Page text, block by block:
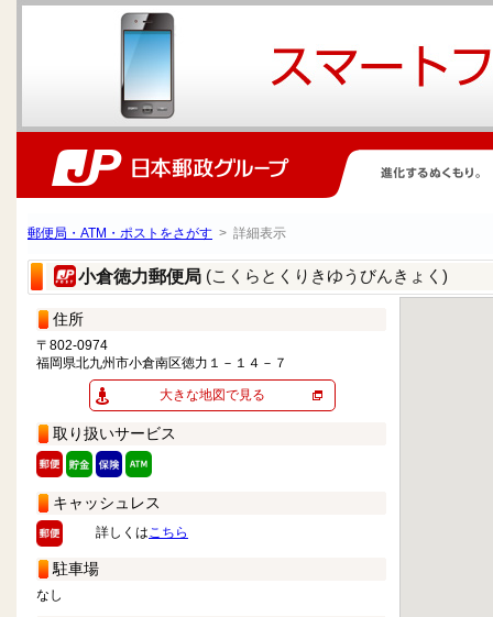
郵便局・ATM・ポストをさがす > 詳細表示
小倉徳力郵便局 (こくらとくりきゆうびんきょく)
住所
〒802-0974
福岡県北九州市小倉南区徳力１－１４－７
大きな地図で見る
取り扱いサービス
キャッシュレス
詳しくはこちら
駐車場
なし